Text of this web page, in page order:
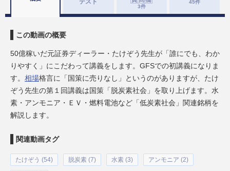
テスト
3件
45件
この動画の概要
50億稼いだ元証券ディーラー・たけぞう先生が「誰にでも、わか
りやすく」にこだわって講義をします。GFSでの初講義になりま
す。 相場格言に「国策に売りなし」というのがありますが、たけ
ぞう先生の第１回講義は国策「脱炭素社会」を取り上げます。水
素・アンモニア・ＥＶ・燃料電池など「低炭素社会」関連銘柄を
解説します。
関連動画タグ
たけぞう (54) 脱炭素 (7) 水素 (3) アンモニア (2)